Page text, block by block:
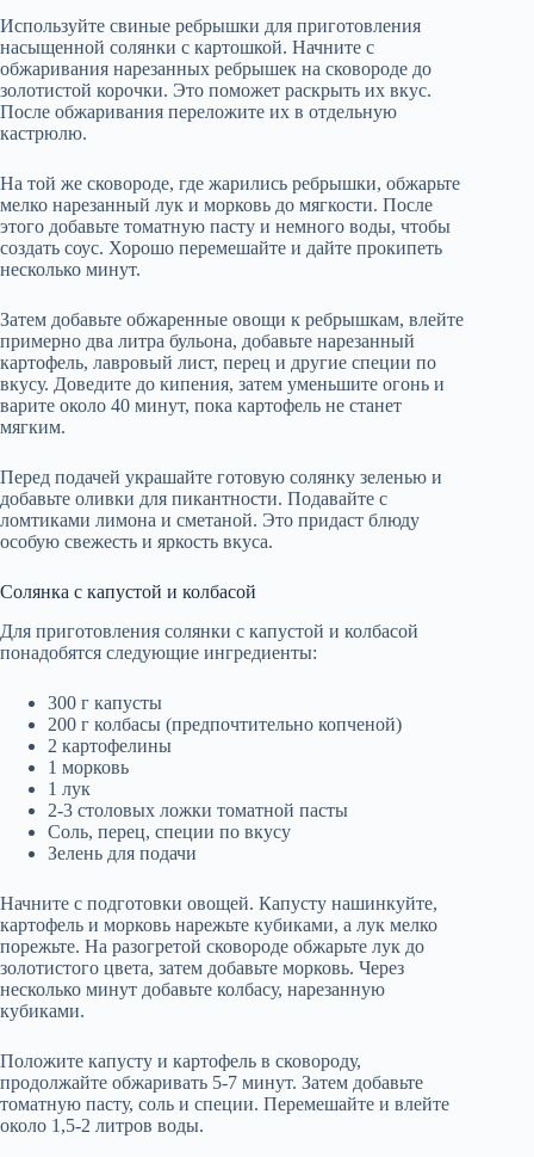
Используйте свиные ребрышки для приготовления
насыщенной солянки с картошкой. Начните с
обжаривания нарезанных ребрышек на сковороде до
золотистой корочки. Это поможет раскрыть их вкус.
После обжаривания переложите их в отдельную
кастрюлю.
На той же сковороде, где жарились ребрышки, обжарьте
мелко нарезанный лук и морковь до мягкости. После
этого добавьте томатную пасту и немного воды, чтобы
создать соус. Хорошо перемешайте и дайте прокипеть
несколько минут.
Затем добавьте обжаренные овощи к ребрышкам, влейте
примерно два литра бульона, добавьте нарезанный
картофель, лавровый лист, перец и другие специи по
вкусу. Доведите до кипения, затем уменьшите огонь и
варите около 40 минут, пока картофель не станет
мягким.
Перед подачей украшайте готовую солянку зеленью и
добавьте оливки для пикантности. Подавайте с
ломтиками лимона и сметаной. Это придаст блюду
особую свежесть и яркость вкуса.
Солянка с капустой и колбасой
Для приготовления солянки с капустой и колбасой
понадобятся следующие ингредиенты:
300 г капусты
200 г колбасы (предпочтительно копченой)
2 картофелины
1 морковь
1 лук
2-3 столовых ложки томатной пасты
Соль, перец, специи по вкусу
Зелень для подачи
Начните с подготовки овощей. Капусту нашинкуйте,
картофель и морковь нарежьте кубиками, а лук мелко
порежьте. На разогретой сковороде обжарьте лук до
золотистого цвета, затем добавьте морковь. Через
несколько минут добавьте колбасу, нарезанную
кубиками.
Положите капусту и картофель в сковороду,
продолжайте обжаривать 5-7 минут. Затем добавьте
томатную пасту, соль и специи. Перемешайте и влейте
около 1,5-2 литров воды.